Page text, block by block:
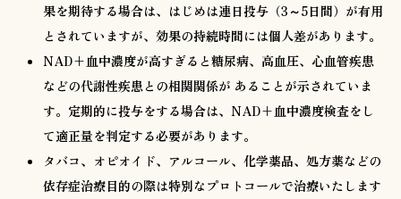
果を期待する場合は、はじめは連日投与（3～5日間）が有用
とされていますが、効果の持続時間には個人差があります。
NAD+血中濃度が高すぎると糖尿病、高血圧、心血管疾患
などの代謝性疾患との相関関係が あることが示されていま
す。定期的に投与をする場合は、NAD+血中濃度検査をし
て適正量を判定する必要があります。
タバコ、オピオイド、アルコール、化学薬品、処方薬などの
依存症治療目的の際は特別なプロトコールで治療いたします